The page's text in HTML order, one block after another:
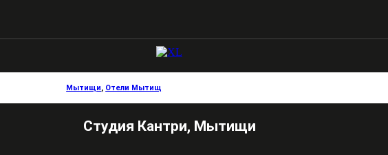
Мытищи, Отели Мытищ
Студия Кантри, Мытищи